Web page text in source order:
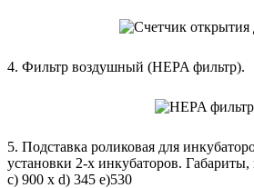
4. Фильтр воздушный (HEPA фильтр).
5. Подставка роликовая для
установки 2-х инкубаторов.
c) 900 x d) 345 е)530